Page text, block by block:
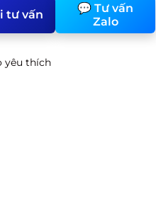
tư vấn
💬 Tư vấn
Zalo
yêu thích